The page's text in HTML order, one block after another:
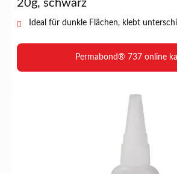
20g, schwarz
Ideal für dunkle Flächen, klebt
Permabond® 737 online